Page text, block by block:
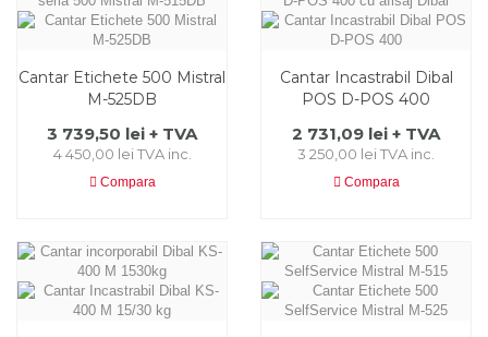
Cantar Etichete 500 Mistral
M-525DB
3 739,50 lei + TVA
4 450,00 lei TVA inc.
Compara
Cantar Incastrabil Dibal
POS D-POS 400
2 731,09 lei + TVA
3 250,00 lei TVA inc.
Compara